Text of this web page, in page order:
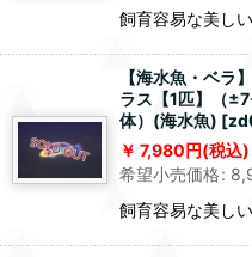
飼育容易な美し
【海水魚・ベラ
ラス【1匹】（
体）(海水魚) [
7,980円(税込)
希望小売価格:
飼育容易な美し